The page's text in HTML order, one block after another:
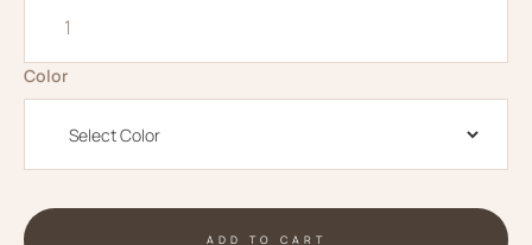
Color